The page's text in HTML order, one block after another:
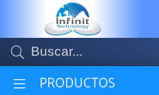
PRODUCTOS